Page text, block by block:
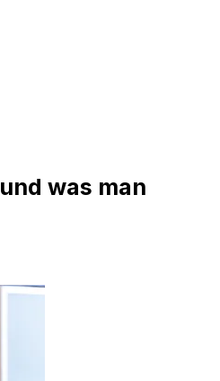
was man